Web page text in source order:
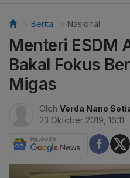
Berita Nasional
Menteri ESDM
Bakal Fokus
Migas
Oleh Verda Nano
23 Oktober 2019, 16:11